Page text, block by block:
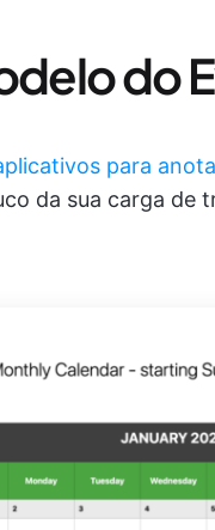
do
para
da sua carga de